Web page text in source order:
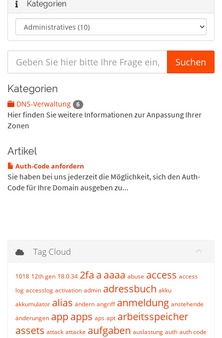
Kategorien
Kategorien
DNS-Verwaltung 6
Hier finden Sie weitere Informationen zur Anpassung Ihrer
Zonen
Artikel
Auth-Code anfordern
Sie haben bei uns jederzeit die Möglichkeit, sich den Auth-
Code für Ihre Domain ausgeben zu...
Tag Cloud
1018 12th gen 18.0.34 2fa a aaaa abuse access access
log accesslog activation admin adressbuch akku
akkumulator alias ändern angriff anmeldung anstehende
änderungen appapps aps apt arbeitsspeicher
assets attack attacke aufgaben auslastung auth auth code